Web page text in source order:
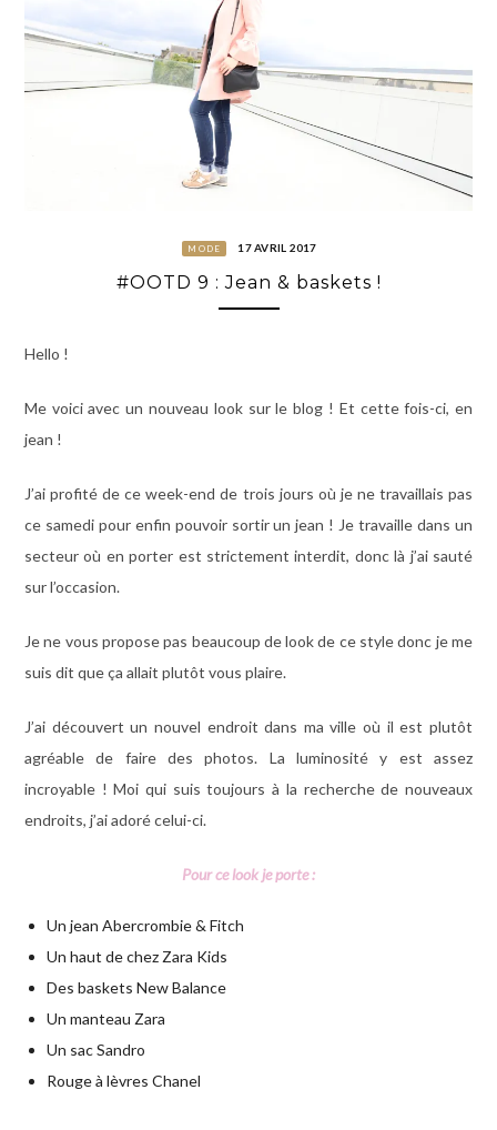
MODE 17 AVRIL 2017
#OOTD 9 : Jean & baskets !
Hello !
Me voici avec un nouveau look sur le blog ! Et cette fois-ci, en
jean !
J’ai profité de ce week-end de trois jours où je ne travaillais pas
ce samedi pour enfin pouvoir sortir un jean ! Je travaille dans un
secteur où en porter est strictement interdit, donc là j’ai sauté
sur l’occasion.
Je ne vous propose pas beaucoup de look de ce style donc je me
suis dit que ça allait plutôt vous plaire.
J’ai découvert un nouvel endroit dans ma ville où il est plutôt
agréable de faire des photos. La luminosité y est assez
incroyable ! Moi qui suis toujours à la recherche de nouveaux
endroits, j’ai adoré celui-ci.
Pour ce look je porte :
Un jean Abercrombie & Fitch
Un haut de chez Zara Kids
Des baskets New Balance
Un manteau Zara
Un sac Sandro
Rouge à lèvres Chanel